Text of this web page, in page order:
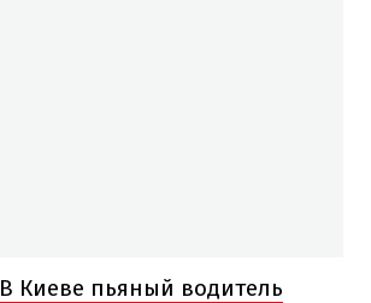
В Киеве пьяный водитель